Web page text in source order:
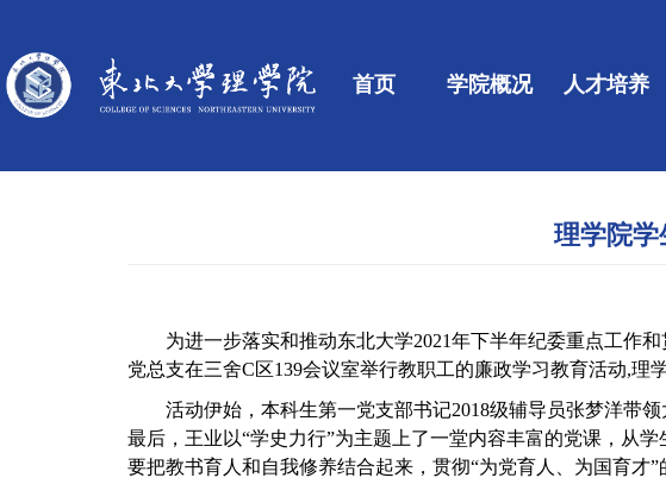
首页 学院概况 人才培养
理学院
为进一步落实和推动东北大学2021年下半年纪委重点工作
党总支在三舍C区139会议室举行教职工的廉政学习教育活动,理
活动伊始，本科生第一党支部书记2018级辅导员张梦洋带
最后，王业以“学史力行”为主题上了一堂内容丰富的党课，从
要把教书育人和自我修养结合起来，贯彻“为党育人、为国育才”